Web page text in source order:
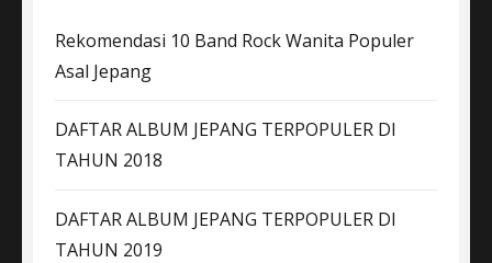
Rekomendasi 10 Band Rock Wanita Populer
Asal Jepang
DAFTAR ALBUM JEPANG TERPOPULER DI
TAHUN 2018
DAFTAR ALBUM JEPANG TERPOPULER DI
TAHUN 2019